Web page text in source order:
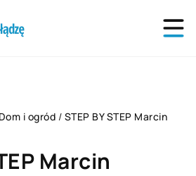
Dom i ogród / STEP BY STEP Marcin
Marcin